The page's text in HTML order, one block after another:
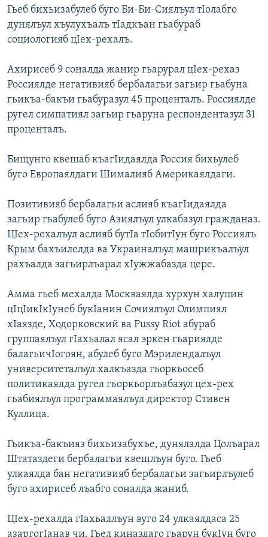
РАСПИСАНИЕ ВЕЩАНИЯ
ПОДПИШИТЕСЬ НА РАССЫЛКУ
СОЦИАЛЬНЫЕ СЕТИ
Гьеб бихьизабулеб буго Би-Би-Сиялъул тIолабго
дунялъул хъулухъалъ тIадкъан гьабураб
социологияб цIех-рехалъ.
Ахирисеб 9 соналда жанир гьарурал цIех-рехаз
Россиялде негативияб бербалагьи загьир гьабуна
гьикъа-бакъи гьабуразул 45 проценталъ. Россиялде
ругел симпатиял загьир гьаруна респондентазул 31
проценталъ.
Бищунго квешаб къагIидаялда Россия бихьулеб
буго Европаялдаги Шималияб Америкаялдаги.
Позитивияб бербалагьи аслияб къагIидаялда
загьир гьабулеб буго Азиялъул улкабазул гражданаз.
ЦIех-рехалъул аслияб бутIа тIобитIун буго Россиялъ
Крым бахъилелда ва Украиналъул машрикъалъул
рахъалда загьирлъарал хIужжабазда цере.
Амма гьеб мехалда Москваялда хурхун халуцин
цIцIикIкIунеб букIанин Сочиялъул Олимпиял
хIаязде, Ходорковский ва Pussy Riot абураб
группаялъул гIахьалал ясал эркен гьариялде
балагьичIогоян, абулеб буго Мэрилендалъул
университеталъул халкъазда гьоркьосеб
политикаялда ругел гьоркьорлъабазул цех-рех
гьабиялъул программаялъул директор Стивен
Куллица.
Гьикъа-бакъияз бихьизабухъе, дунялалда Цолъарал
Штатаздеги бербалагьи квешлъун буго. Гьеб
улкаялда бан негативияб бербалагьи загьирлъулеб
буго ахирисеб лъабго соналда жаниб.
ЦIех-рехалда гIахьаллъун вуго 24 улкаялдаса 25
азаргогIанав чи. Гьел киназдаго гьарун букIун буго